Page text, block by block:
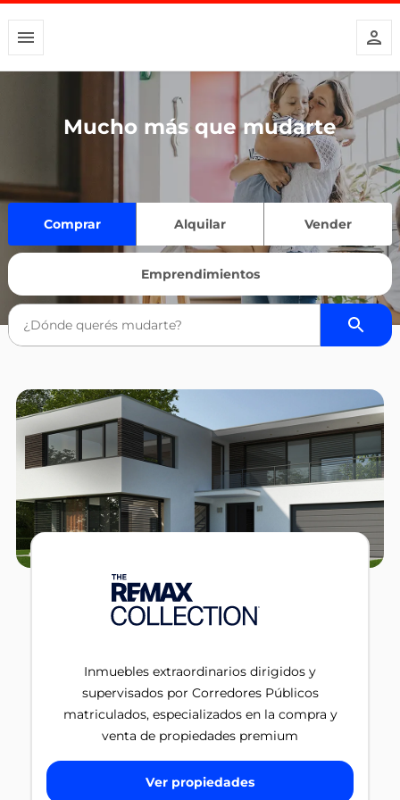
Mucho más que mudarte
Comprar Alquilar Vender
Emprendimientos
Inmuebles extraordinarios dirigidos y
supervisados por Corredores Públicos
matriculados, especializados en la compra y
venta de propiedades premium
Ver propiedades